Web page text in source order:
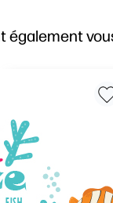
également